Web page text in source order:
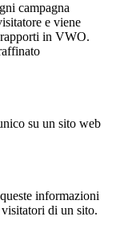
campagna
e viene
in VWO.
su un sito web
informazioni
di un sito.